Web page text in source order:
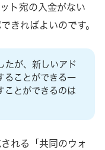
ト宛の入金がない
きればよいのです。
たが、新しいアド
ることができる一
ことができるのは
れる「共同のウォ